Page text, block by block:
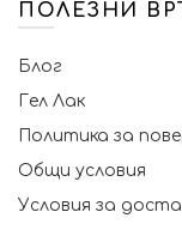
ПОЛЕЗНИ
Блог
Гел Лак
Политика за
Общи условия
Условия за